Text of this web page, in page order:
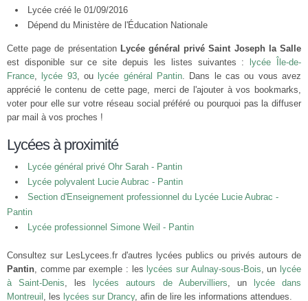
Lycée créé le 01/09/2016
Dépend du Ministère de l'Éducation Nationale
Cette page de présentation Lycée général privé Saint Joseph la Salle
est disponible sur ce site depuis les listes suivantes :
lycée Île-de-
France, lycée 93, ou lycée général Pantin. Dans le cas ou vous avez
apprécié le contenu de cette page, merci de l'ajouter à vos bookmarks,
voter pour elle sur votre réseau social préféré ou pourquoi pas la diffuser
par mail à vos proches !
Lycées à proximité
Lycée général privé Ohr Sarah - Pantin
Lycée polyvalent Lucie Aubrac - Pantin
Section d'Enseignement professionnel du Lycée Lucie Aubrac -
Pantin
Lycée professionnel Simone Weil - Pantin
Consultez sur LesLycees.fr d'autres lycées publics ou privés autours de
Pantin, comme par exemple : les lycées sur Aulnay-sous-Bois, un lycée
à Saint-Denis, les lycées autours de Aubervilliers, un
lycée dans
Montreuil , les lycées sur Drancy, afin de lire les informations attendues.